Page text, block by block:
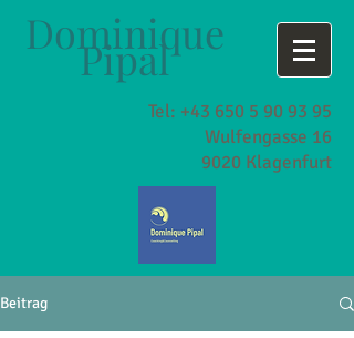
Tel: +43 650 5 90 93 95
Wulfengasse 16
9020 Klagenfurt
Dominique
Pipal
Beitrag